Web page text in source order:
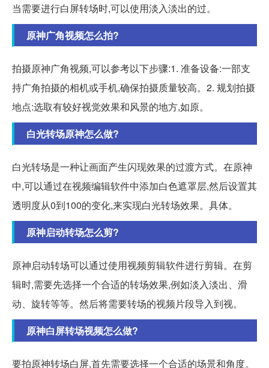
当需要进行白屏转场时,可以使用淡入淡出的过。
原神广角视频怎么拍?
拍摄原神广角视频,可以参考以下步骤:1. 准备设备:一部支
持广角拍摄的相机或手机,确保拍摄质量较高。2. 规划拍摄
地点:选取有较好视觉效果和风景的地方,如原。
白光转场原神怎么做?
白光转场是一种让画面产生闪现效果的过渡方式。在原神
中,可以通过在视频编辑软件中添加白色遮罩层,然后设置其
透明度从0到100的变化,来实现白光转场效果。具体。
原神启动转场怎么剪?
原神启动转场可以通过使用视频剪辑软件进行剪辑。在剪
辑时,需要先选择一个合适的转场效果,例如淡入淡出、滑
动、旋转等等。然后将需要转场的视频片段导入到视。
原神白屏转场视频怎么做?
要拍原神转场白屏,首先需要选择一个合适的场景和角度。